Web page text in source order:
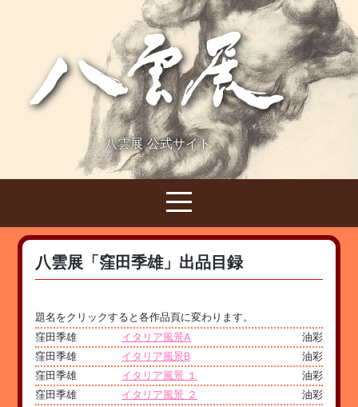
八雲展 公式サイト
八雲展「窪田季雄」出品目録
題名をクリックすると各作品頁に変わります。
窪田季雄
イタリア風景A
油彩
窪田季雄
イタリア風景B
油彩
窪田季雄
イタリア風景 １
油彩
窪田季雄
イタリア風景 ２
油彩